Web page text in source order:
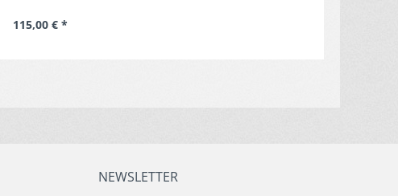
Spültischarmatur
115,00 € *
NEWSLETTER